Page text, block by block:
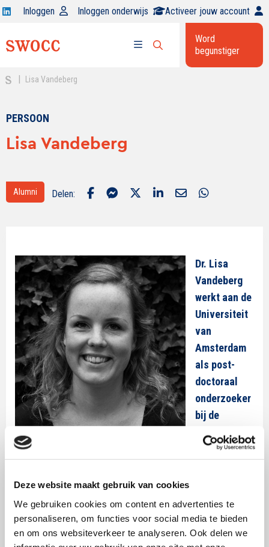
Deze website maakt gebruik van cookies
We gebruiken cookies om content en advertenties te
personaliseren, om functies voor social media te bieden
en om ons websiteverkeer te analyseren. Ook delen we
Open
op
Inloggen Inloggen onderwijs Activeer jouw account
Open
zoekbalk
Word
begunstiger
Lisa Vandeberg
PERSOON
Lisa Vandeberg
Alumni Delen:
Dr. Lisa
Vandeberg
werkt aan de
Universiteit
van
Amsterdam
als post-
doctoraal
onderzoeker
bij de
programmagroep Persuasieve Communicatie van
ASCoR, the Amsterdam School of Communication
Psychologie aan de Erasmus Universiteit Rotterdam
op een proefschrift over hoe mensen visuele
representaties (mentale plaatjes) gebruiken bij het
begrijpen van taal. Ze is onder meer geïnteresseerd